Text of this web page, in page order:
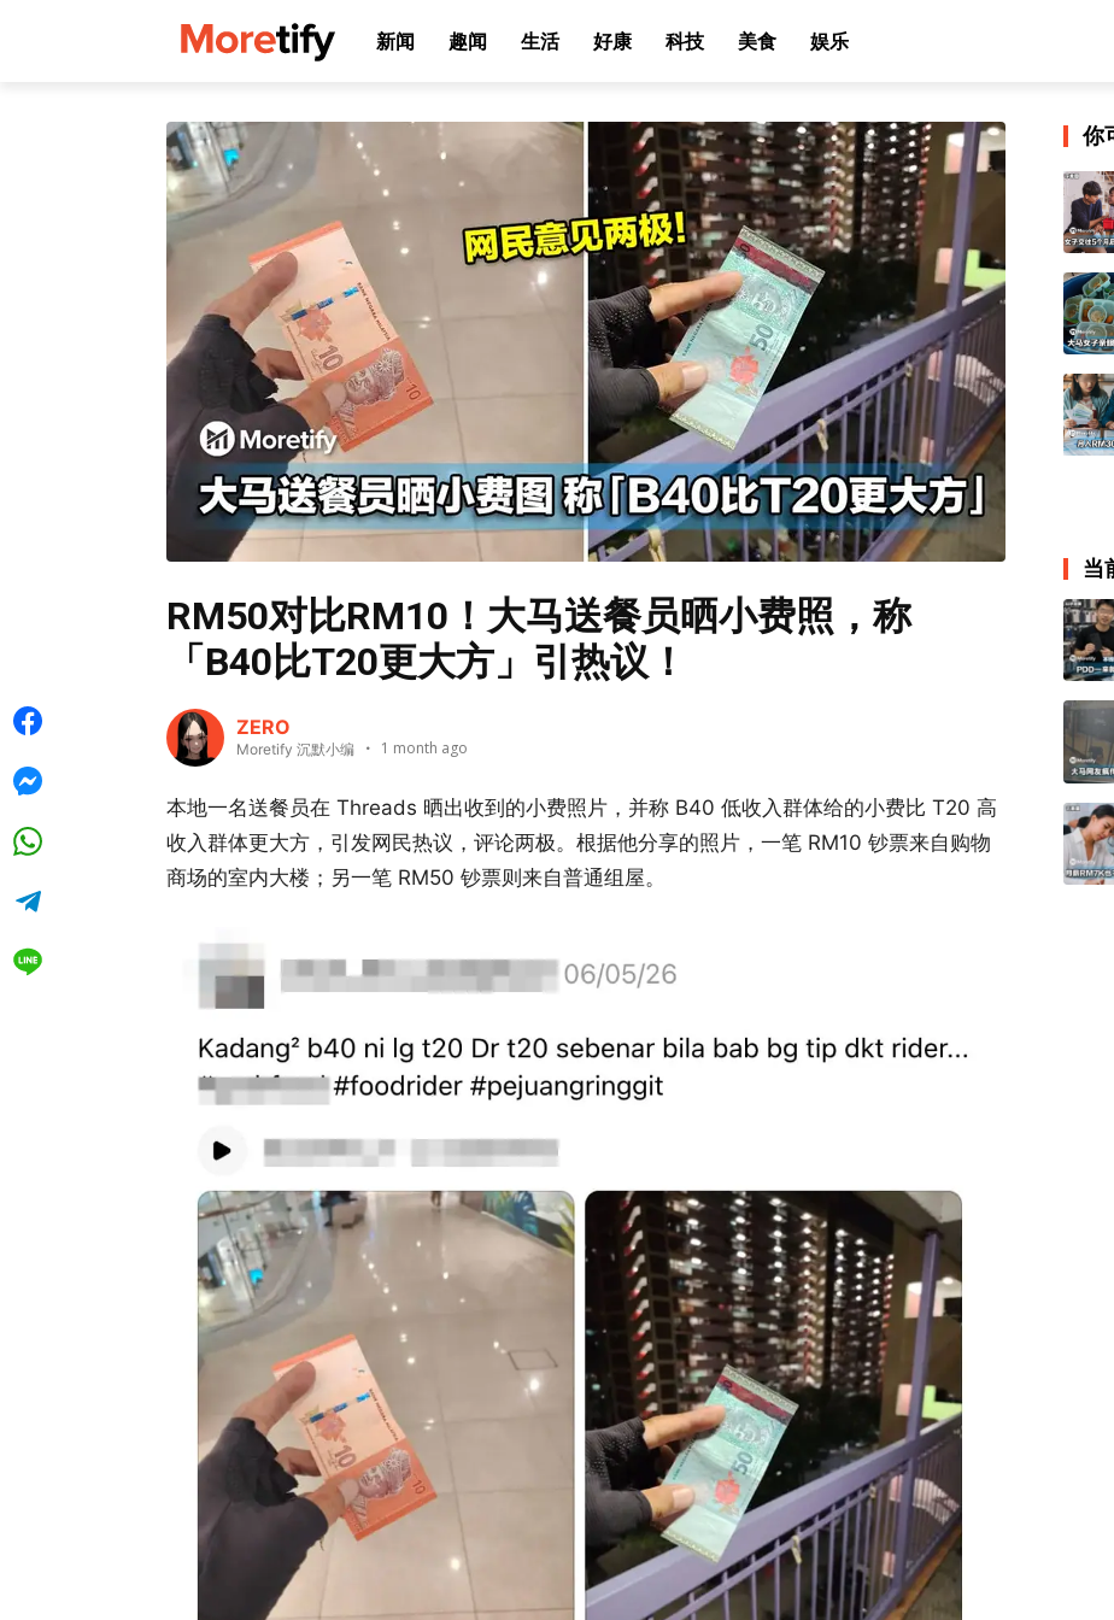
新闻 趣闻 生活 好康 科技 美食 娱乐
RM50对比RM10！大马送餐员晒小费照，称
「B40比T20更大方」引热议！
ZERO
Moretify 沉默小编 1 month ago
本地一名送餐员在 Threads 晒出收到的小费照片，并称 B40 低收入群体给的小费比 T20 高
收入群体更大方，引发网民热议，评论两极。根据他分享的照片，一笔 RM10 钞票来自购物
商场的室内大楼；另一笔 RM50 钞票则来自普通组屋。
你
当